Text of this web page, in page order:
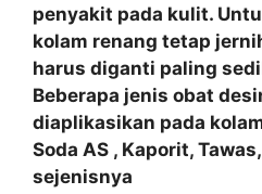
penyakit pada kulit.
kolam renang tetap
harus diganti paling
Beberapa jenis obat
diaplikasikan pada
Soda AS , Kaporit,
sejenisnya